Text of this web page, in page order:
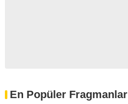
En Popüler Fragmanlar